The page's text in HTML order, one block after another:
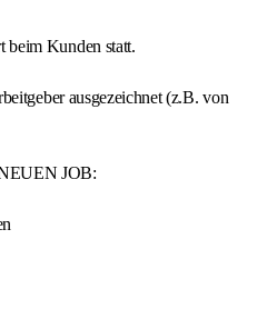
beim Kunden statt.
ausgezeichnet (z.B. von
JOB: